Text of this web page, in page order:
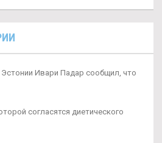
Ивари Падар сообщил, что
согласятся диетического